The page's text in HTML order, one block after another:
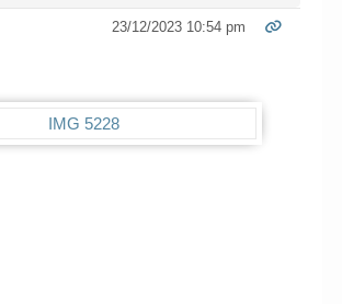
23/12/2023 10:54 pm